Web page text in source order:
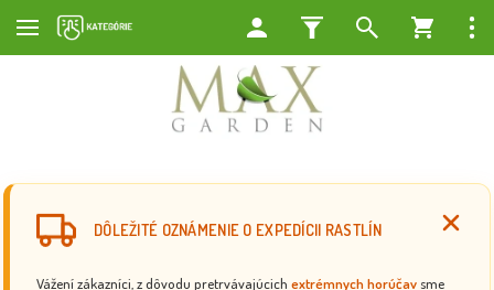
DÔLEŽITÉ OZNÁMENIE O EXPEDÍCII RASTLÍN
Vážení zákazníci, z dôvodu pretrvávajúcich extrémnych horúčav sme